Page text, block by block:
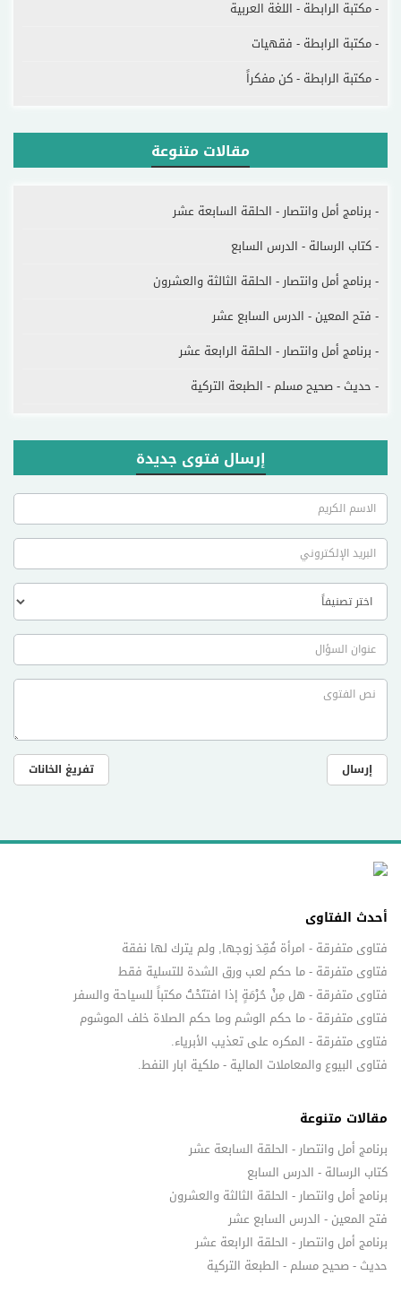
- مكتبة الرابطة - اللغة العربية
- مكتبة الرابطة - فقهيات
- مكتبة الرابطة - كن مفكراً
مقالات متنوعة
- برنامج أمل وانتصار - الحلقة السابعة عشر
- كتاب الرسالة - الدرس السابع
- برنامج أمل وانتصار - الحلقة الثالثة والعشرون
- فتح المعين - الدرس السابع عشر
- برنامج أمل وانتصار - الحلقة الرابعة عشر
- حديث - صحيح مسلم - الطبعة التركية
إرسال فتوى جديدة
إرسال تفريغ الخانات
أحدث الفتاوى
فتاوى متفرقة - امرأة فُقِدَ زوجها, ولم يترك لها نفقة
فتاوى متفرقة - ما حكم لعب ورق الشدة للتسلية فقط
فتاوى متفرقة - هل مِنْ حُرْمَةٍ إذا افتتَحْتُ مكتباً للسياحة والسفر
فتاوى متفرقة - ما حكم الوشم وما حكم الصلاة خلف الموشوم
فتاوى متفرقة - المكره على تعذيب الأبرياء.
فتاوى البيوع والمعاملات المالية - ملكية ابار النفط.
مقالات متنوعة
برنامج أمل وانتصار - الحلقة السابعة عشر
كتاب الرسالة - الدرس السابع
برنامج أمل وانتصار - الحلقة الثالثة والعشرون
فتح المعين - الدرس السابع عشر
برنامج أمل وانتصار - الحلقة الرابعة عشر
حديث - صحيح مسلم - الطبعة التركية